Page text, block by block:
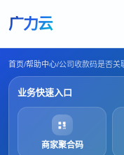
广力云
首页/帮助中心/公司收款码是否关
业务快速入口
商家聚合码